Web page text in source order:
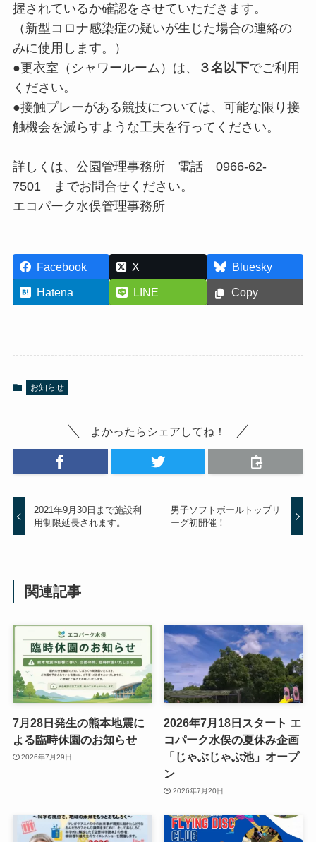
握されているか確認をさせていただきます。
（新型コロナ感染症の疑いが生じた場合の連絡の
みに使用します。）
●更衣室（シャワールーム）は、
３名以下でご利用
ください。
●接触プレーがある競技については、可能な限り接
触機会を減らすような工夫を行ってください。
詳しくは、公園管理事務所 電話 0966-62-
7501 までお問合せください。
エコパーク水俣管理事務所
Facebook X
Bluesky
Hatena
LINE Copy
お知らせ
よかったらシェアしてね！
2021年9月30日まで施設利
用制限延長されます。
男子ソフトボールトップリ
ーグ初開催！
関連記事
7月28日発生の熊本地震に
よる臨時休園のお知らせ
2026年7月29日
2026年7月18日スタート エ
コパーク水俣の夏休み企画
「じゃぶじゃぶ池」オープ
ン
2026年7月20日